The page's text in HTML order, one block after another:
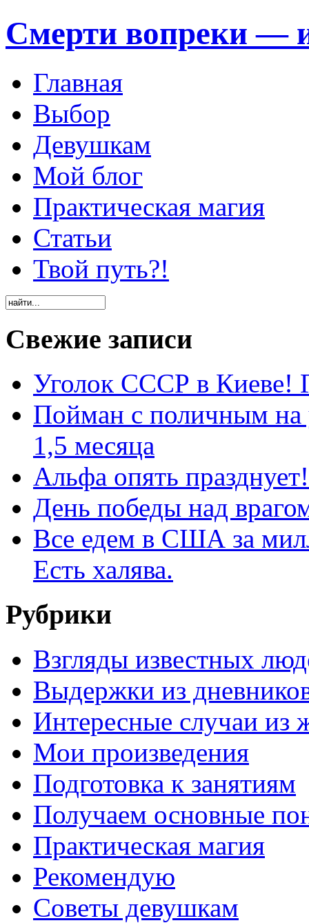
Смерти вопреки —
Главная
Выбор
Девушкам
Мой блог
Практическая магия
Статьи
Твой путь?!
Свежие записи
Уголок СССР в Киеве!
Пойман с поличным
1,5 месяца
Альфа опять
День победы над
Все едем в США за
Есть халява.
Рубрики
Взгляды известных
Выдержки из
Интересные случаи из
Мои произведения
Подготовка к занятиям
Получаем основные
Практическая магия
Рекомендую
Советы девушкам